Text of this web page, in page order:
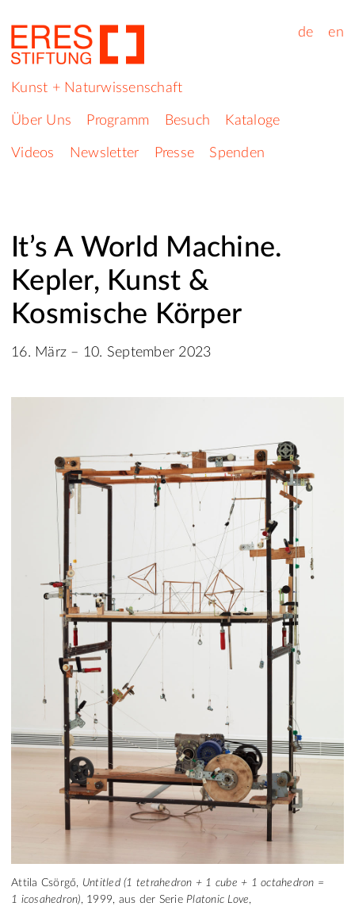
de en
Kunst + Naturwissenschaft
Über Uns Programm Besuch Kataloge
Videos Newsletter Presse Spenden
It’s A World Machine.
Kepler, Kunst &
Kosmische Körper
16. März – 10. September 2023
Attila Csörgő, Untitled (1 tetrahedron + 1 cube + 1 octahedron =
1 icosahedron), 1999, aus der Serie Platonic Love,